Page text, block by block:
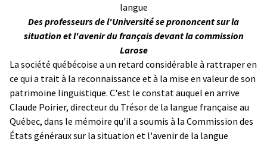
langue
Des professeurs de l'Université se prononcent sur la
situation et l'avenir du français devant la commission
Larose
La société québécoise a un retard considérable à rattraper en
ce qui a trait à la reconnaissance et à la mise en valeur de son
patrimoine linguistique. C'est le constat auquel en arrive
Claude Poirier, directeur du Trésor de la langue française au
Québec, dans le mémoire qu'il a soumis à la Commission des
États généraux sur la situation et l'avenir de la langue